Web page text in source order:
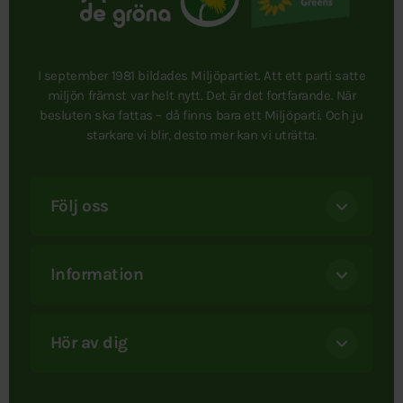
I september 1981 bildades Miljöpartiet. Att ett parti satte
miljön främst var helt nytt. Det är det fortfarande. När
besluten ska fattas – då finns bara ett Miljöparti. Och ju
starkare vi blir, desto mer kan vi uträtta.
Följ oss
Information
Hör av dig